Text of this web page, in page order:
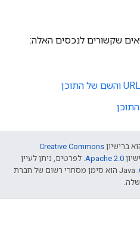
שקשורים לנכסים האלה:
ברישיון Creative Commons
Apache 2.0. לפרטים, ניתן לעיין
.‏ Java הוא סימן מסחרי רשום של חברת